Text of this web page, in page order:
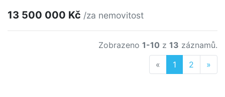
13 500 000 Kč /za nemovitost
Zobrazeno 1-10 z 13 záznamů.
« Previous
1 2 »